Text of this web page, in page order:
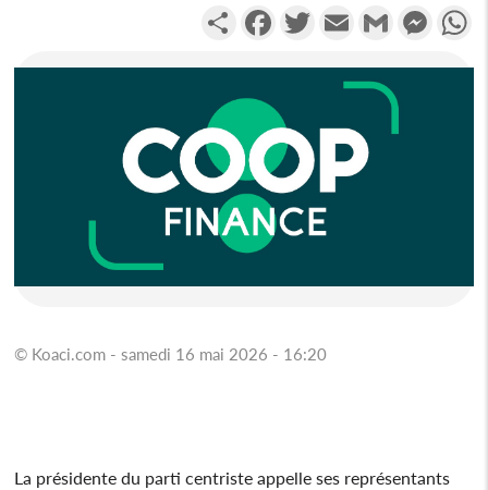
PartagerFacebookTwitterEmail Gmail
© Koaci.com - samedi 16 mai 2026 - 16:20
La présidente du parti centriste appelle ses représentants